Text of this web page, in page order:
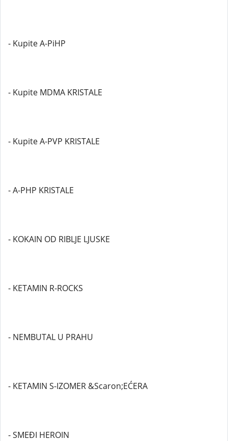
- Kupite A-PiHP
- Kupite MDMA KRISTALE
- Kupite A-PVP KRISTALE
- A-PHP KRISTALE
- KOKAIN OD RIBLJE LJUSKE
- KETAMIN R-ROCKS
- NEMBUTAL U PRAHU
- KETAMIN S-IZOMER &Scaron;EĆERA
- SMEĐI HEROIN